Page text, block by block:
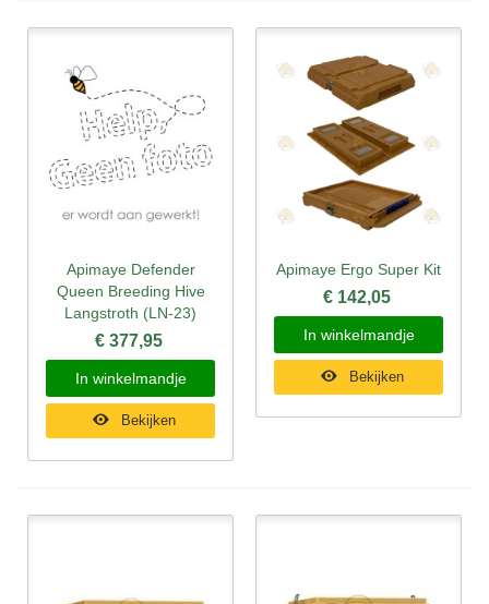
Apimaye Defender
Queen Breeding Hive
Langstroth (LN-23)
€ 377,95
In winkelmandje
Bekijken
Apimaye Ergo Super Kit
€ 142,05
In winkelmandje
Bekijken